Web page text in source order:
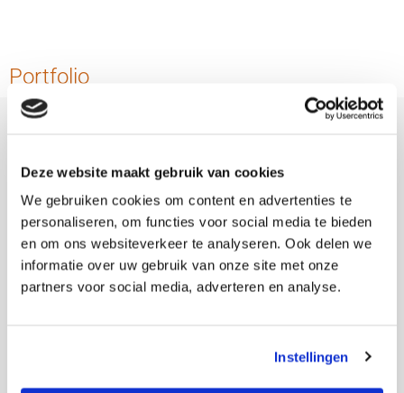
Deze website maakt gebruik van cookies
We gebruiken cookies om content en advertenties te
personaliseren, om functies voor social media te bieden
en om ons websiteverkeer te analyseren. Ook delen we
informatie over uw gebruik van onze site met onze
partners voor social media, adverteren en analyse.
Instellingen
Portfolio